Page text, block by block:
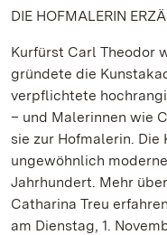
DIE HOFMALERIN
Kurfürst Carl Theodor
gründete die
verpflichtete
– und Malerinnen wie
sie zur Hofmalerin.
ungewöhnlich
Jahrhundert. Mehr
Catharina Treu
am Dienstag, 1.